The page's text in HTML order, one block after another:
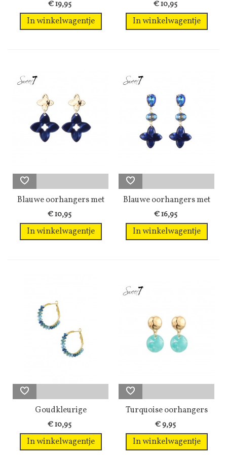
€ 19,95
In winkelwagentje
€ 10,95
In winkelwagentje
Blauwe oorhangers met
2 klavers...
€ 10,95
In winkelwagentje
Blauwe oorhangers met
glas kraal...
€ 16,95
In winkelwagentje
Goudkleurige
oorringen met...
€ 10,95
In winkelwagentje
Turquoise oorhangers
met een...
€ 9,95
In winkelwagentje